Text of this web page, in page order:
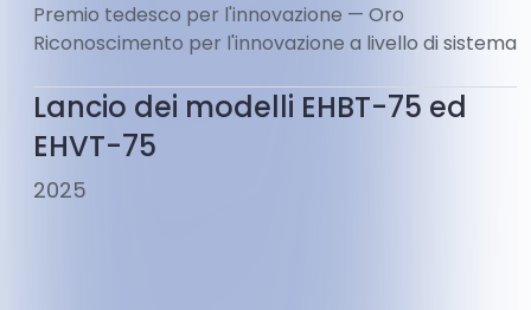
Premio tedesco per l'innovazione — Oro
Riconoscimento per l'innovazione a livello di sistema
Lancio dei modelli EHBT-75 ed
EHVT-75
2025